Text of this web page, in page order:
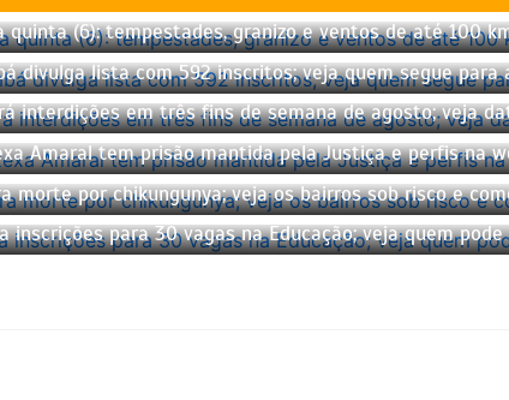
quinta (6): tempestades, granizo e ventos de até 100
divulga lista com 592 inscritos; veja quem segue para
interdições em três fins de semana de agosto; veja
Amaral tem prisão mantida pela Justiça e perfis na
morte por chikungunya; veja os bairros sob risco e
para 30 vagas na Educação; veja quem